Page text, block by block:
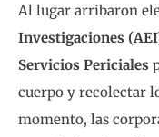
Al lugar arribaron
Investigaciones
Servicios Periciales
cuerpo y recolectar
momento, las